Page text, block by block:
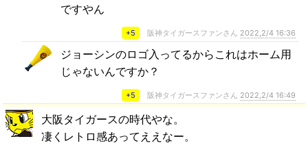
ですやん
+5 阪神タイガースファンさん 2022,2/4 16:36
ジョーシンのロゴ入ってるからこれはホーム用
じゃないんですか？
+5 阪神タイガースファンさん 2022,2/4 16:49
大阪タイガースの時代やな。
凄くレトロ感あってええなー。